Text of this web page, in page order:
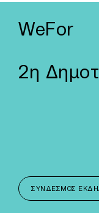
WeFor
2η
ΣΎΝΔΕΣΜΟΣ